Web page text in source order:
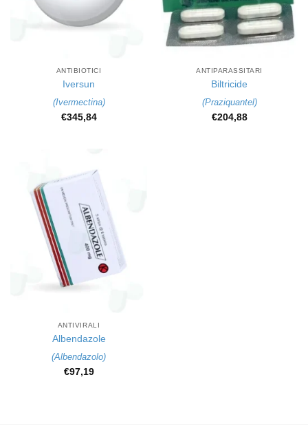
ANTIBIOTICI
Iversun
(Ivermectina)
€345,84
ANTIPARASSITARI
Biltricide
(Praziquantel)
€204,88
ANTIVIRALI
Albendazole
(Albendazolo)
€97,19